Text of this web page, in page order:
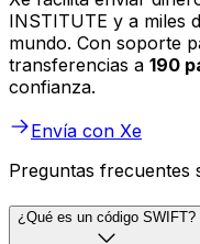
INSTITUTE y a miles
mundo. Con soporte
transferencias a 190
confianza.
Envía con Xe
Preguntas frecuentes
¿Qué es un código SWIFT?